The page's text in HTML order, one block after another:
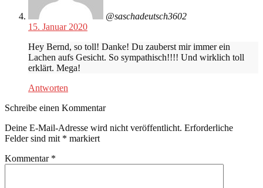
@saschadeutsch3602
15. Januar 2020
Hey Bernd, so toll! Danke! Du zauberst mir immer ein
Lachen aufs Gesicht. So sympathisch!!!! Und wirklich toll
erklärt. Mega!
Antworten
Schreibe einen Kommentar
Deine E-Mail-Adresse wird nicht veröffentlicht. Erforderliche
Felder sind mit * markiert
Kommentar *